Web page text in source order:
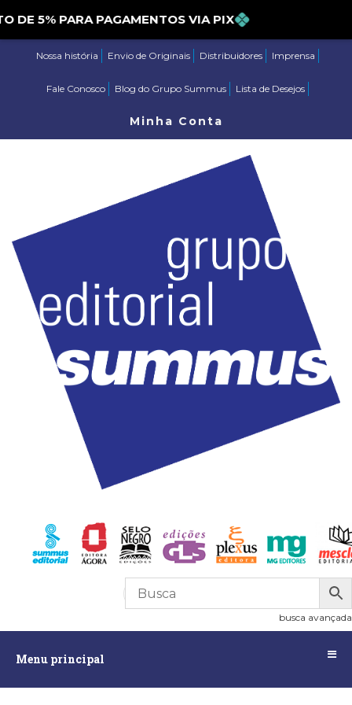
5% PARA PAGAMENTOS VIA PIX
Nossa história Envio de Originais Distribuidores Imprensa
Fale Conosco Blog do Grupo Summus Lista de Desejos
Minha Conta
R$0,00
busca avançada
Menu principal
principalAssuntos